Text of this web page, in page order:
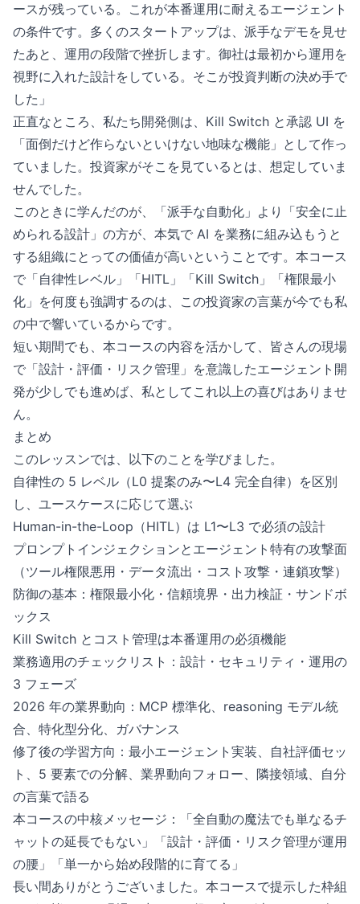
ースが残っている。これが本番運用に耐えるエージェント
の条件です。多くのスタートアップは、派手なデモを見せ
たあと、運用の段階で挫折します。御社は最初から運用を
視野に入れた設計をしている。そこが投資判断の決め手で
した」
正直なところ、私たち開発側は、Kill Switch と承認 UI を
「面倒だけど作らないといけない地味な機能」として作っ
ていました。投資家がそこを見ているとは、想定していま
せんでした。
このときに学んだのが、「派手な自動化」より「安全に止
められる設計」の方が、本気で AI を業務に組み込もうと
する組織にとっての価値が高いということです。本コース
で「自律性レベル」「HITL」「Kill Switch」「権限最小
化」を何度も強調するのは、この投資家の言葉が今でも私
の中で響いているからです。
短い期間でも、本コースの内容を活かして、皆さんの現場
で「設計・評価・リスク管理」を意識したエージェント開
発が少しでも進めば、私としてこれ以上の喜びはありませ
ん。
まとめ
このレッスンでは、以下のことを学びました。
自律性の 5 レベル（L0 提案のみ〜L4 完全自律）を区別
し、ユースケースに応じて選ぶ
Human-in-the-Loop（HITL）は L1〜L3 で必須の設計
プロンプトインジェクションとエージェント特有の攻撃面
（ツール権限悪用・データ流出・コスト攻撃・連鎖攻撃）
防御の基本：権限最小化・信頼境界・出力検証・サンドボ
ックス
Kill Switch とコスト管理は本番運用の必須機能
業務適用のチェックリスト：設計・セキュリティ・運用の
3 フェーズ
2026 年の業界動向：MCP 標準化、reasoning モデル統
合、特化型分化、ガバナンス
修了後の学習方向：最小エージェント実装、自社評価セッ
ト、5 要素での分解、業界動向フォロー、隣接領域、自分
の言葉で語る
本コースの中核メッセージ：「全自動の魔法でも単なるチ
ャットの延長でもない」「設計・評価・リスク管理が運用
の腰」「単一から始め段階的に育てる」
長い間ありがとうございました。本コースで提示した枠組